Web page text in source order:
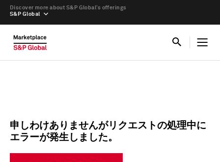
S&P Global
Discover more about S&P Global’s offerings
申しわけありませんがリクエストの処理中に
エラーが発生しました。